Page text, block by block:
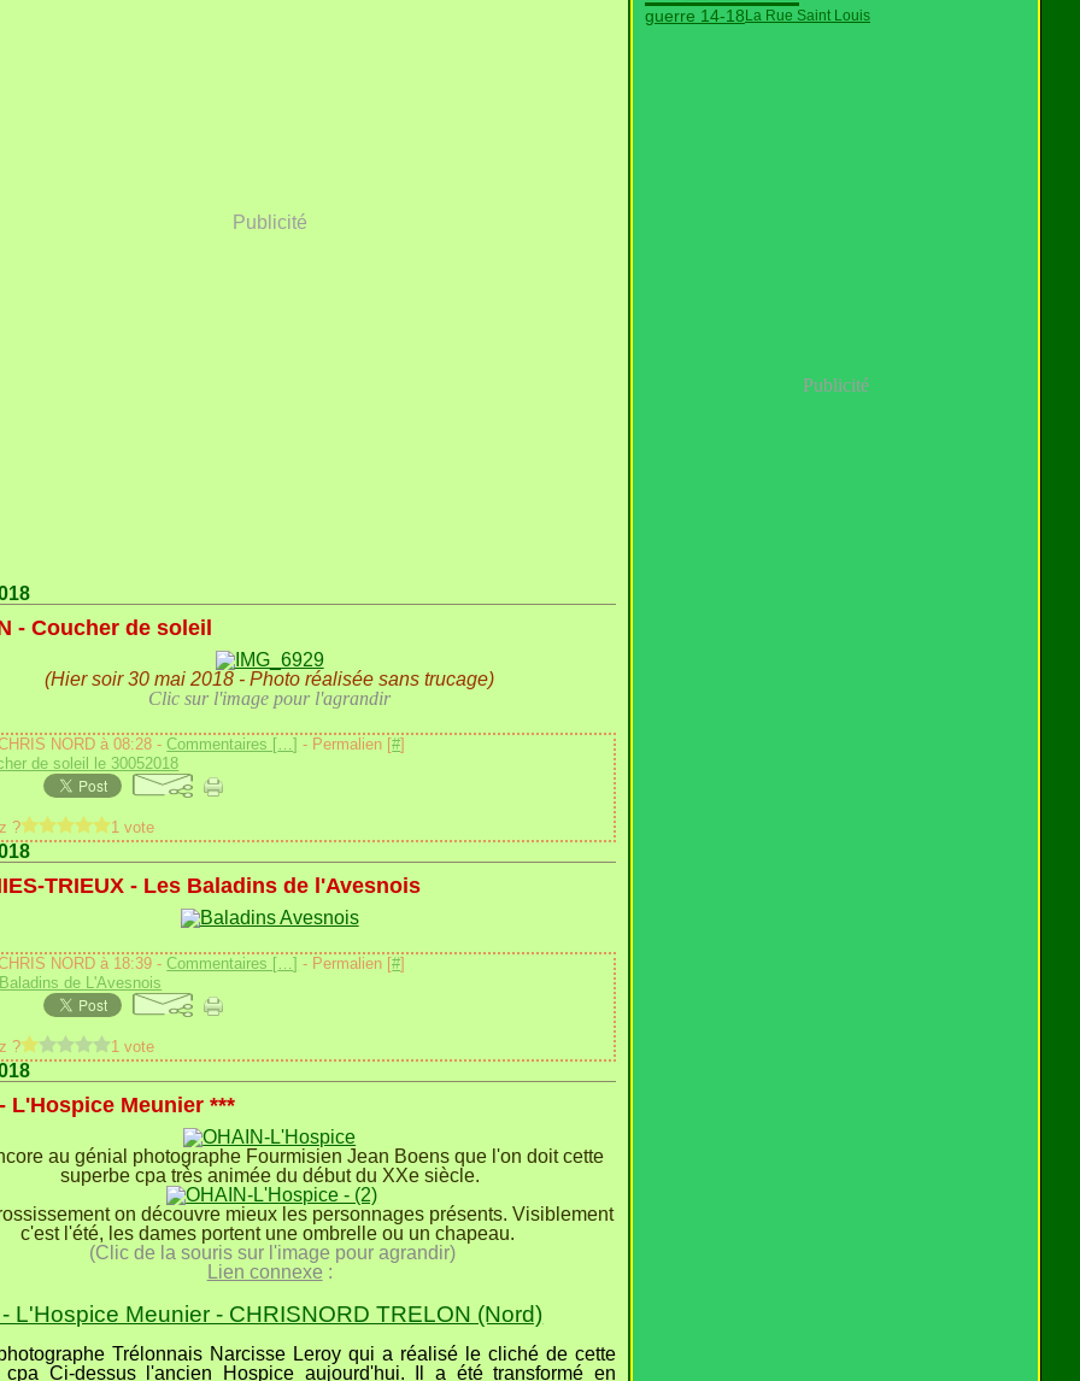
Publicité
- Coucher de soleil
(Hier soir 30 mai 2018 - Photo réalisée sans trucage)
Clic sur l'image pour l'agrandir
NORD à 08:28 -Commentaires […] - Permalien [#]
de soleil le 30052018
? 1 vote
TRIEUX - Les Baladins de l'Avesnois
NORD à 18:39 -Commentaires […] - Permalien [#]
de L'Avesnois
? 1 vote
L'Hospice Meunier ***
au génial photographe Fourmisien Jean Boens que l'on doit cette
superbe cpa très animée du début du XXe siècle.
on découvre mieux les personnages présents. Visiblement
c'est l'été, les dames portent une ombrelle ou un chapeau.
(Clic de la souris sur l'image pour agrandir)
Lien connexe :
L'Hospice Meunier - CHRISNORD TRELON (Nord)
Trélonnais Narcisse Leroy qui a réalisé le cliché de cette
cpa Ci-dessus l'ancien Hospice aujourd'hui. Il a été transformé en
guerre 14-18 La Rue Saint Louis
Publicité